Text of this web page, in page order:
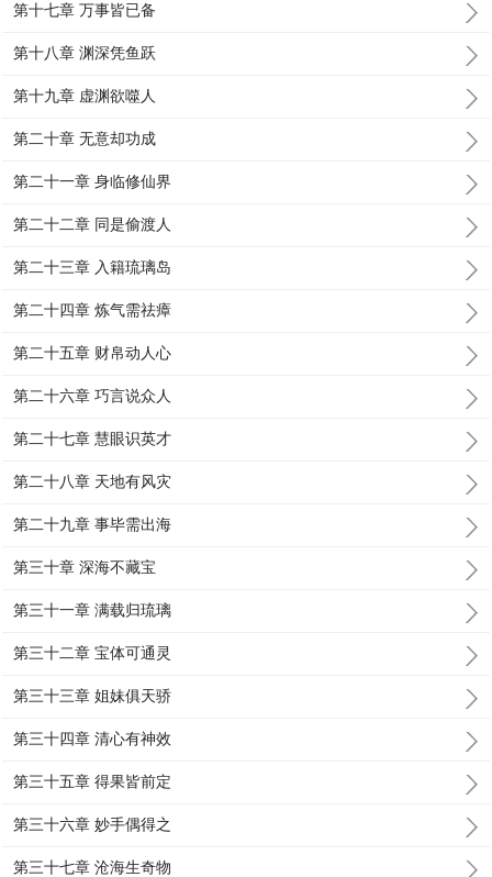
第十七章 万事皆已备
第十八章 渊深凭鱼跃
第十九章 虚渊欲噬人
第二十章 无意却功成
第二十一章 身临修仙界
第二十二章 同是偷渡人
第二十三章 入籍琉璃岛
第二十四章 炼气需祛瘴
第二十五章 财帛动人心
第二十六章 巧言说众人
第二十七章 慧眼识英才
第二十八章 天地有风灾
第二十九章 事毕需出海
第三十章 深海不藏宝
第三十一章 满载归琉璃
第三十二章 宝体可通灵
第三十三章 姐妹俱天骄
第三十四章 清心有神效
第三十五章 得果皆前定
第三十六章 妙手偶得之
第三十七章 沧海生奇物